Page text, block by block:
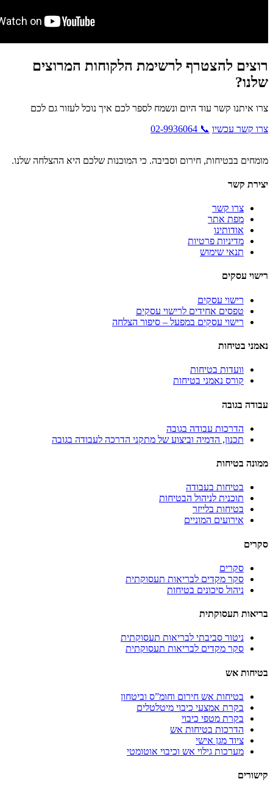
רוצים להצטרף לרשימת הלקוחות המרוצים
שלנו?
צרו איתנו קשר עוד היום ונשמח לספר לכם איך נוכל לעזור גם לכם
צרו קשר עכשיו 📞 02-9936064
מומחים בבטיחות, חירום וסביבה. כי המוכנות שלכם היא ההצלחה שלנו.
יצירת קשר
צרו קשר
מפת אתר
אודותינו
מדיניות פרטיות
תנאי שימוש
רישוי עסקים
רישוי עסקים
טפסים אחידים לרישוי עסקים
רישוי עסקים במפעל – סיפור הצלחה
נאמני בטיחות
וועדות בטיחות
קורס נאמני בטיחות
עבודה בגובה
הדרכות עבודה בגובה
תכנון, הדמיה וביצוע של מתקני הדרכה לעבודה בגובה
ממונה בטיחות
בטיחות בעבודה
תוכנית לניהול הבטיחות
בטיחות בלייזר
אירועים המוניים
סקרים
סקרים
סקר מקדים לבריאות תעסוקתית
ניהול סיכונים בטיחות
בריאות תעסוקתית
ניטור סביבתי לבריאות תעסוקתית
סקר מקדים לבריאות תעסוקתית
בטיחות אש
בטיחות אש חירום וחומ”ס וביטחון
בקרת אמצעי כיבוי מיטלטלים
בקרת מטפי כיבוי
הדרכות בטיחות אש
ציוד מגן אישי
מערכות גילוי אש וכיבוי אוטומטי
קישורים